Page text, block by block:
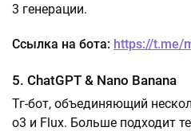
3 генерации.
Ссылка на бота: https://t.me/
5. ChatGPT & Nano Banana
Тг-бот, объединяющий
o3 и Flux. Больше подходит